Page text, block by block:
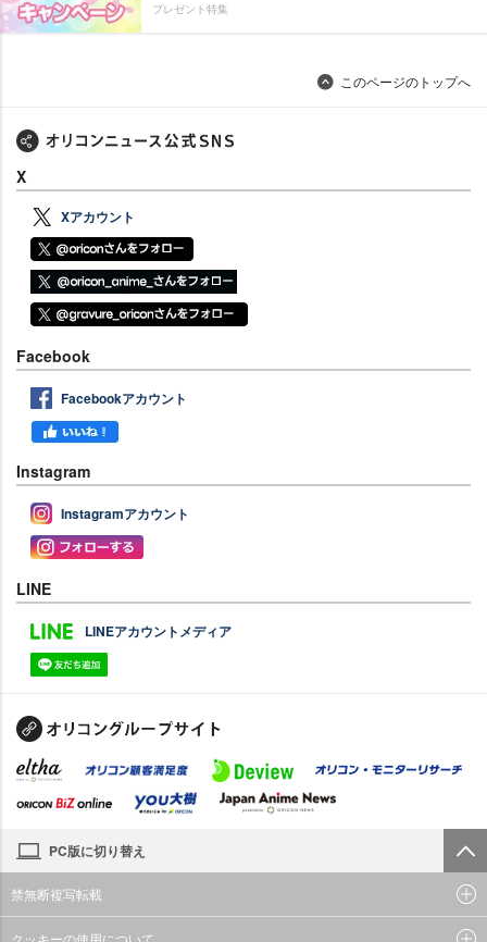
プレゼント特集
このページのトップへ
X
Xアカウント
Facebook
Facebookアカウント
Instagram
Instagramアカウント
LINE
LINEアカウントメディア
PC版に切り替え
禁無断複写転載
クッキーの使用について